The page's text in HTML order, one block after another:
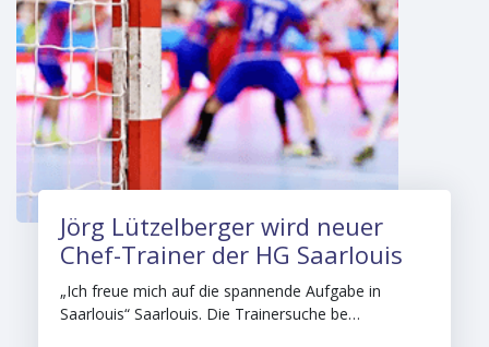
Jörg Lützelberger wird neuer
Chef-Trainer der HG Saarlouis
„Ich freue mich auf die spannende Aufgabe in
Saarlouis“ Saarlouis. Die Trainersuche be…